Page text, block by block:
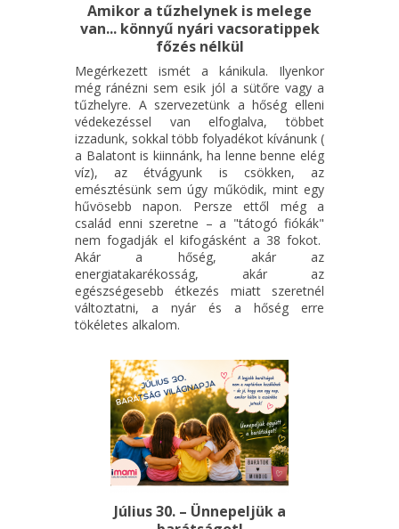
Amikor a tűzhelynek is melege
van... könnyű nyári vacsoratippek
főzés nélkül
Megérkezett ismét a kánikula. Ilyenkor
még ránézni sem esik jól a sütőre vagy a
tűzhelyre. A szervezetünk a hőség elleni
védekezéssel van elfoglalva, többet
izzadunk, sokkal több folyadékot kívánunk (
a Balatont is kiinnánk, ha lenne benne elég
víz), az étvágyunk is csökken, az
emésztésünk sem úgy működik, mint egy
hűvösebb napon. Persze ettől még a
család enni szeretne – a "tátogó fiókák"
nem fogadják el kifogásként a 38 fokot.
Akár a hőség, akár az
energiatakarékosság, akár az
egészségesebb étkezés miatt szeretnél
változtatni, a nyár és a hőség erre
tökéletes alkalom.
Július 30. – Ünnepeljük a